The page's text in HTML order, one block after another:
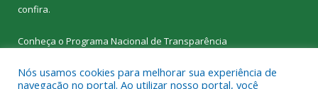
confira.
Conheça o Programa Nacional de Transparência
Nós usamos cookies para melhorar sua experiência de
navegação no portal. Ao utilizar nosso portal, você